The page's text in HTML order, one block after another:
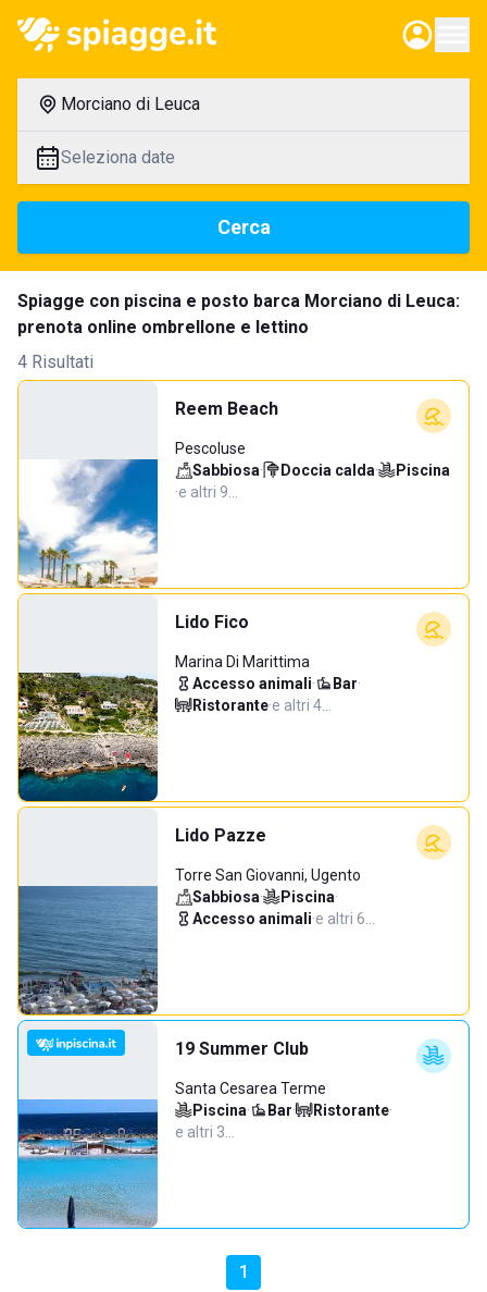
Morciano di Leuca
Seleziona date
Cerca
Spiagge con piscina e posto barca Morciano di Leuca:
prenota online ombrellone e lettino
4 Risultati
Reem Beach
Pescoluse
Sabbiosa· Doccia calda·
Piscina
·e altri 9…
Lido Fico
Marina Di Marittima
Accesso animali· Bar·
Ristorante·e altri 4…
Lido Pazze
Torre San Giovanni, Ugento
Sabbiosa· Piscina·
Accesso animali·e altri 6…
19 Summer Club
Santa Cesarea Terme
Piscina· Bar· Ristorante·
e altri 3…
1